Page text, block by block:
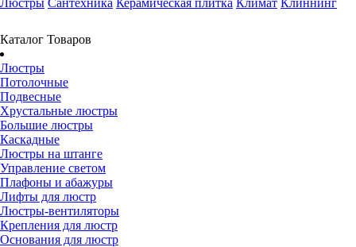
Люстры Сантехника Керамическая плитка Климат Клиннинг
Каталог Товаров
Люстры
Потолочные
Подвесные
Хрустальные люстры
Большие люстры
Каскадные
Люстры на штанге
Управление светом
Плафоны и абажуры
Лифты для люстр
Люстры-вентиляторы
Крепления для люстр
Основания для люстр